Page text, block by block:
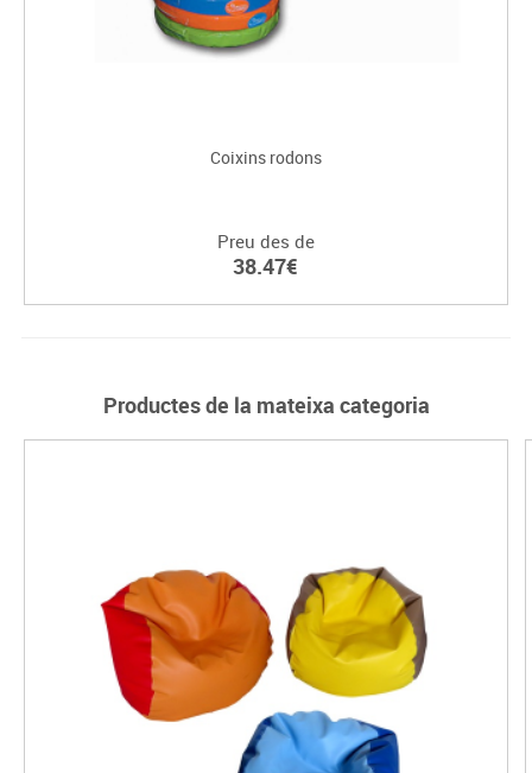
Coixins rodons
Preu des de
38.47€
Productes de la mateixa categoria